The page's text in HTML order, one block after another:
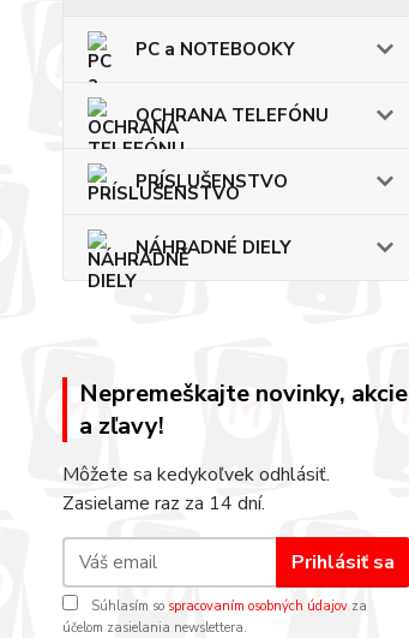
PC a NOTEBOOKY
OCHRANA TELEFÓNU
PRÍSLUŠENSTVO
NÁHRADNÉ DIELY
Nepremeškajte novinky, akcie
a zľavy!
Môžete sa kedykoľvek odhlásiť.
Zasielame raz za 14 dní.
Prihlásiť sa
Súhlasím so spracovaním osobných údajov za
účelom zasielania newslettera.